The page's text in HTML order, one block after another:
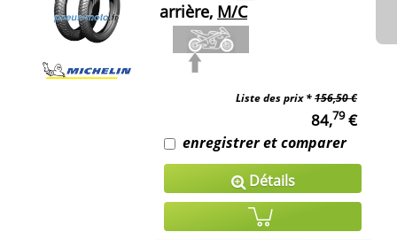
arrière, M/C
Liste des prix *156,50 €
84,79€
enregistrer et comparer
Détails